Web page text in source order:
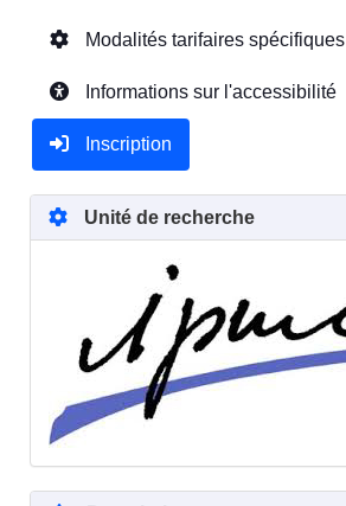
Modalités tarifaires spécifiques
Informations sur l'accessibilité
Inscription
Unité de recherche